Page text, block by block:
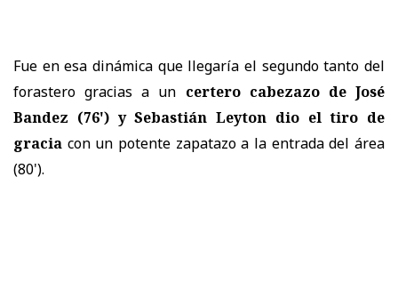
Fue en esa dinámica que llegaría el segundo tanto del
forastero gracias a un certero cabezazo de José
Bandez (76') y Sebastián Leyton dio el tiro de
gracia con un potente zapatazo a la entrada del área
(80').